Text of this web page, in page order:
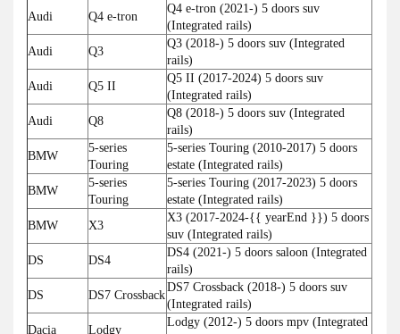
Audi
Q4 e-tron
Q4 e-tron (2021-) 5 doors suv
(Integrated rails)
Audi
Q3
Q3 (2018-) 5 doors suv (Integrated
rails)
Audi
Q5 II
Q5 II (2017-2024) 5 doors suv
(Integrated rails)
Audi
Q8
Q8 (2018-) 5 doors suv (Integrated
rails)
BMW
5-series
Touring
5-series Touring (2010-2017) 5 doors
estate (Integrated rails)
BMW
5-series
Touring
5-series Touring (2017-2023) 5 doors
estate (Integrated rails)
BMW
X3
X3 (2017-2024-{{ yearEnd }}) 5 doors
suv (Integrated rails)
DS
DS4
DS4 (2021-) 5 doors saloon (Integrated
rails)
DS
DS7 Crossback
DS7 Crossback (2018-) 5 doors suv
(Integrated rails)
Dacia
Lodgy
Lodgy (2012-) 5 doors mpv (Integrated